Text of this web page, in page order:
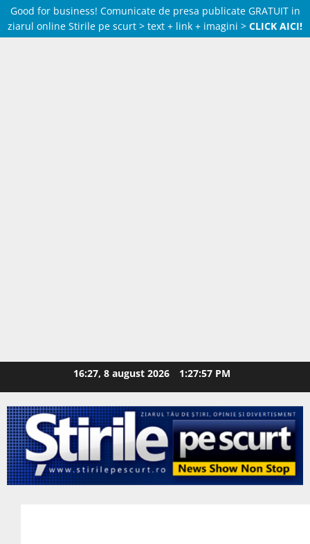
Good for business! Comunicate de presa publicate GRATUIT in
ziarul online Stirile pe scurt > text + link + imagini > CLICK AICI!
16:27, 8 august 2026 1:27:58 PM